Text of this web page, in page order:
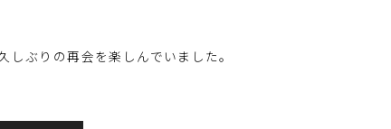
ぶりの再会を楽しんでいました。